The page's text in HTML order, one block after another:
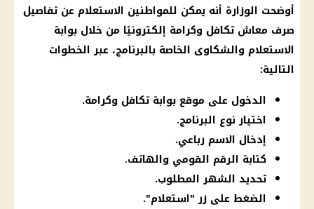
أوضحت الوزارة أنه يمكن للمواطنين الاستعلام عن تفاصيل
صرف معاش تكافل وكرامة إلكترونيًا من خلال بوابة
الاستعلام والشكاوى الخاصة بالبرنامج، عبر الخطوات
التالية:
الدخول على موقع بوابة تكافل وكرامة.
اختيار نوع البرنامج.
إدخال الاسم رباعي.
كتابة الرقم القومي والهاتف.
تحديد الشهر المطلوب.
الضغط على زر "استعلام".